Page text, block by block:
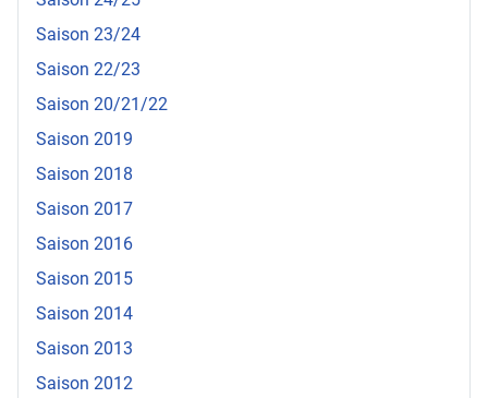
Saison 23/24
Saison 22/23
Saison 20/21/22
Saison 2019
Saison 2018
Saison 2017
Saison 2016
Saison 2015
Saison 2014
Saison 2013
Saison 2012